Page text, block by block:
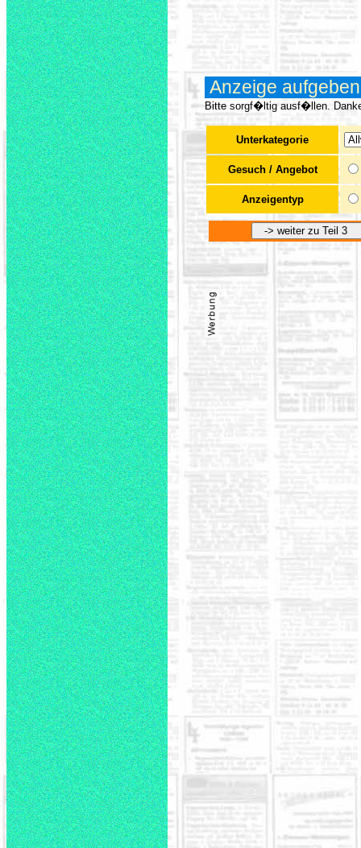
x
Anzeige
Bitte sorgf�ltig ausf�llen.
Unterkategorie
Gesuch / Angebot
Anzeigentyp